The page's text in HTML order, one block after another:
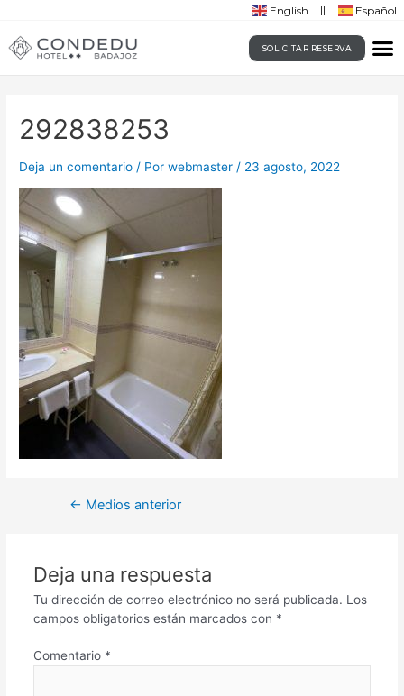
English Español
SOLICITAR RESERVA
292838253
Deja un comentario / Porwebmaster / 23 agosto, 2022
← Medios anterior
Deja una respuesta
Tu dirección de correo electrónico no será publicada. Los
campos obligatorios están marcados con *
Comentario *